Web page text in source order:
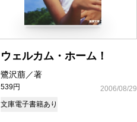
ウェルカム・ホーム！
鷺沢萠／著
539円
2006/08/29
文庫電子書籍あり